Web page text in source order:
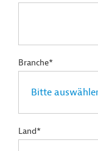
Branche*
Land*